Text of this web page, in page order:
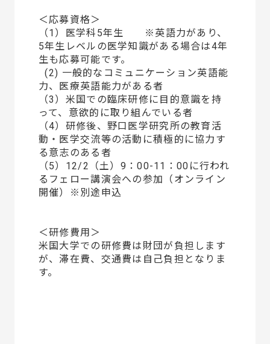
＜応募資格＞
（1）医学科5年生 ※英語力があり、
5年生レベルの医学知識がある場合は4年
生も応募可能です。
(2) 一般的なコミュニケーション英語能
力、医療英語能力がある者
（3）米国での臨床研修に目的意識を持
って、意欲的に取り組んでいる者
（4）研修後、野口医学研究所の教育活
動・医学交流等の活動に積極的に協力す
る意志のある者
（5）12/2（土）9：00-11：00に行われ
るフェロー講演会への参加（オンライン
開催）※別途申込
＜研修費用＞
米国大学での研修費は財団が負担します
が、滞在費、交通費は自己負担となりま
す。